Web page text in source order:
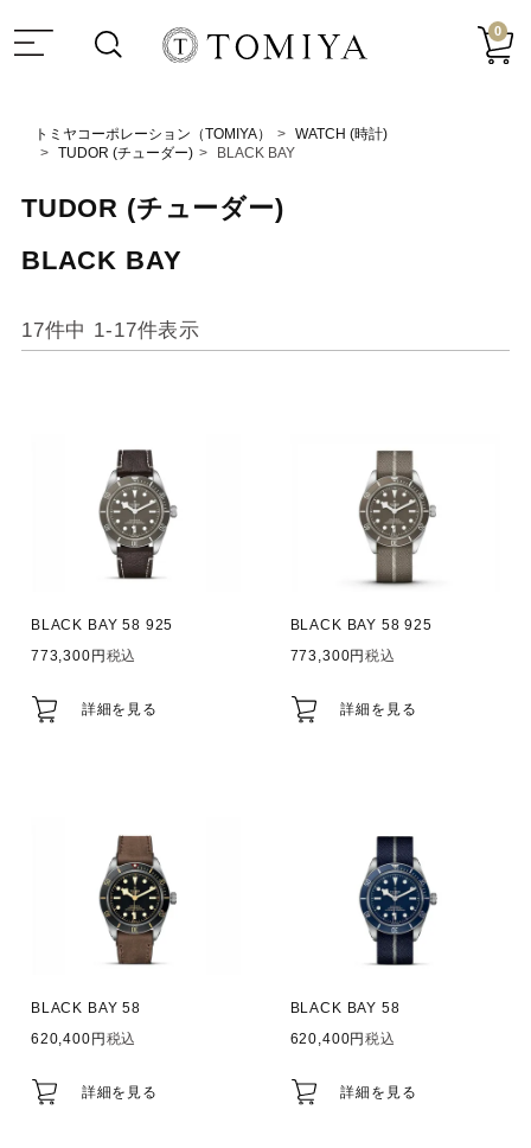
0
トミヤコーポレーション（TOMIYA）
WATCH (時計)
TUDOR (チューダー)
BLACK BAY
TUDOR (チューダー)
BLACK BAY
17件中 1-17件表示
BLACK BAY 58 925
773,300
税込
詳細を見る
BLACK BAY 58 925
773,300
税込
詳細を見る
BLACK BAY 58
620,400
税込
詳細を見る
BLACK BAY 58
620,400
税込
詳細を見る